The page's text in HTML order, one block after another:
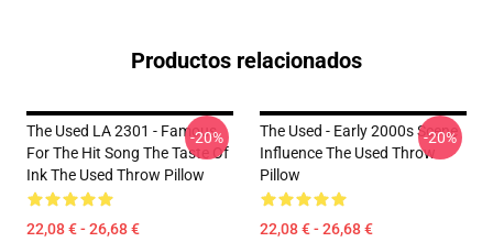
Productos relacionados
The Used LA 2301 - Famous
For The Hit Song The Taste Of
Ink The Used Throw Pillow
22,08 € - 26,68 €
-20%
The Used - Early 2000s Scene
Influence The Used Throw
Pillow
22,08 € - 26,68 €
-20%